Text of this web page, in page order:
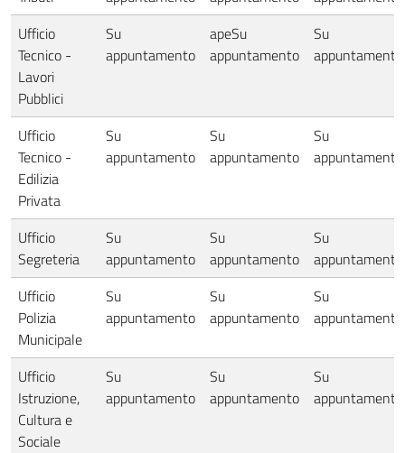
Ufficio
Tecnico -
Lavori
Pubblici
Su
appuntamento
apeSu
appuntamento
Su
appuntamento
Ufficio
Tecnico -
Edilizia
Privata
Su
appuntamento
Su
appuntamento
Su
appuntamento
Ufficio
Segreteria
Su
appuntamento
Su
appuntamento
Su
appuntamento
Ufficio
Polizia
Municipale
Su
appuntamento
Su
appuntamento
Su
appuntamento
Ufficio
Istruzione,
Cultura e
Sociale
Su
appuntamento
Su
appuntamento
Su
appuntamento